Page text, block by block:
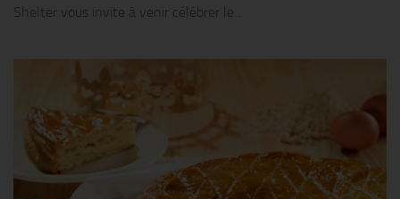
Shelter vous invite à venir célébrer le...